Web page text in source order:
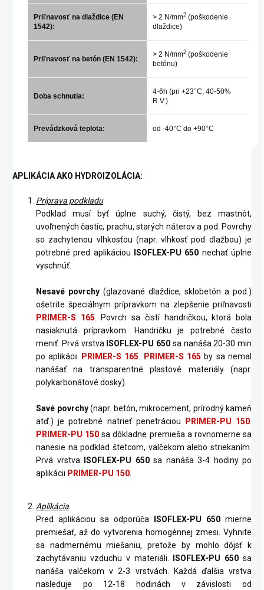
Priľnavosť na dlaždice (EN
1542):
> 2 N/mm2 (poškodenie
dlaždice)
Priľnavosť na betón (EN 1542):
> 2 N/mm2 (poškodenie
betónu)
Doba schnutia:
4-6h (pri +23°C, 40-50%
R.V.)
Prevádzková teplota: od -40°C do +90°C
APLIKÁCIA AKO HYDROIZOLÁCIA:
Príprava podkladu
Podklad musí byť úplne suchý, čistý, bez mastnôt,
uvoľnených častíc, prachu, starých náterov a pod. Povrchy
so zachytenou vlhkosťou (napr. vlhkosť pod dlažbou) je
potrebné pred aplikáciou
ISOFLEX-PU 650 nechať úplne
vyschnúť.
Nesavé povrchy (glazované dlaždice, sklobetón a pod.)
ošetrite špeciálnym prípravkom na zlepšenie priľnavosti
PRIMER-S 165 . Povrch sa čistí handričkou, ktorá bola
nasiaknutá prípravkom. Handričku je potrebné často
meniť. Prvá vrstva ISOFLEX-PU 650 sa nanáša 20-30 min
po aplikácii
PRIMER-S 165 PRIMER-S 165 by sa nemal
nanášať na transparentné plastové materiály (napr.
polykarbonátové dosky).
Savé povrchy(napr. betón, mikrocement, prírodný kameň
atď.) je potrebné natrieť penetráciou
PRIMER-PU 150
PRIMER-PU 150sa dôkladne premieša a rovnomerne sa
nanesie na podklad štetcom, valčekom alebo striekaním.
Prvá vrstva
ISOFLEX-PU 650 sa nanáša 3-4 hodiny po
aplikácii PRIMER-PU 150
Aplikácia
Pred aplikáciou sa odporúča
ISOFLEX-PU 650 mierne
premiešať, až do vytvorenia homogénnej zmesi. Vyhnite
sa nadmernému miešaniu, pretože by mohlo dôjsť k
zachytávaniu vzduchu v materiáli.
ISOFLEX-PU 650sa
nanáša valčekom v 2-3 vrstvách. Každá ďalšia vrstva
nasleduje po 12-18 hodinách v závislosti od